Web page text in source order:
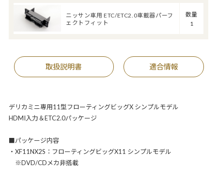
ニッサン車用 ETC/ETC2.0車載器パーフ
ェクトフィット
数量
1
取扱説明書 適合情報
デリカミニ専用11型フローティングビッグX シンプルモデル
HDMI入力＆ETC2.0パッケージ
■パッケージ内容
・XF11NX2S：フローティングビッグX11 シンプルモデル
※DVD/CDメカ非搭載